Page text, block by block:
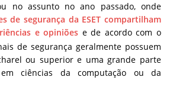
no assunto no ano passado, onde
de segurança da ESET compartilham
e opiniões e de acordo com o
de segurança geralmente possuem
ou superior e uma grande parte
ciências da computação ou da